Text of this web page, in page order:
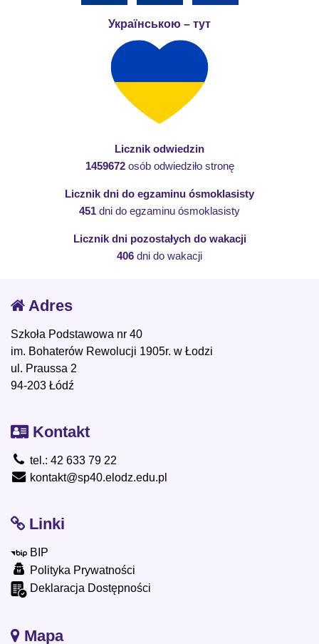
Українською – тут
Licznik odwiedzin
1459672osób odwiedziło stronę
Licznik dni do egzaminu ósmoklasisty
451 dni do egzaminu ósmoklasisty
Licznik dni pozostałych do wakacji
406 dni do wakacji
Adres
Szkoła Podstawowa nr 40
im. Bohaterów Rewolucji 1905r. w Łodzi
ul. Praussa 2
94-203 Łódź
Kontakt
tel.: 42 633 79 22
kontakt@sp40.elodz.edu.pl
Linki
BIP
Polityka Prywatności
Deklaracja Dostępności
Mapa